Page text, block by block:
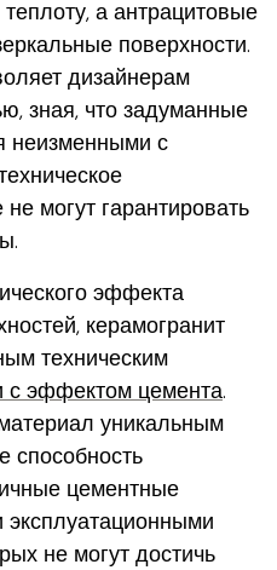
а антрацитовые
поверхности.
дизайнерам
зная, что задуманные
неизменными с
могут гарантировать
эффекта
керамогранит
техническим
с эффектом цемента.
уникальным
способность
цементные
не могут достичь